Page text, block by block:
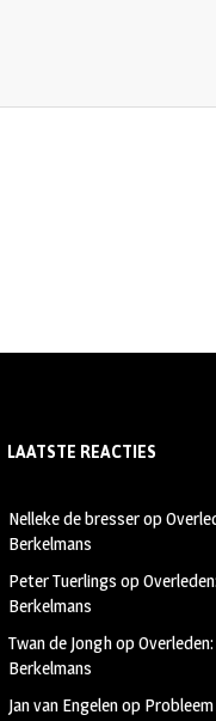
LAATSTE REACTIES
Nelleke de bresserop
Berkelmans
Peter Tuerlings op
Berkelmans
Twan de Jonghop
Berkelmans
Jan van Engelenop